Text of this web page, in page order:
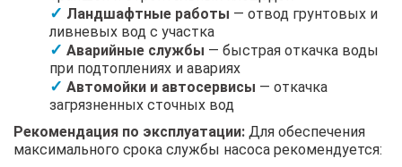
Ландшафтные работы — отвод грунтовых и
ливневых вод с участка
Аварийные службы — быстрая откачка воды
при подтоплениях и авариях
Автомойки и автосервисы — откачка
загрязненных сточных вод
Рекомендация по эксплуатации: Для обеспечения
максимального срока службы насоса рекомендуется: